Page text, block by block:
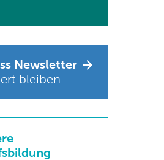
Newsletter
bleiben